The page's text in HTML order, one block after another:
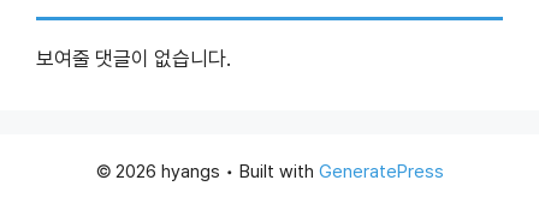
보여줄 댓글이 없습니다.
© 2026 hyangs • Built with GeneratePress